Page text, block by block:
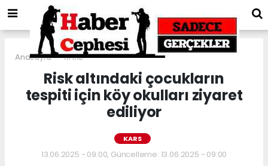
Anasayfa KARS
Risk altındaki çocukların
tespiti için köy okulları ziyaret
ediliyor
KARS
13.06.2025 - 09:00, Güncelleme: 13.06.2025 - 09:00